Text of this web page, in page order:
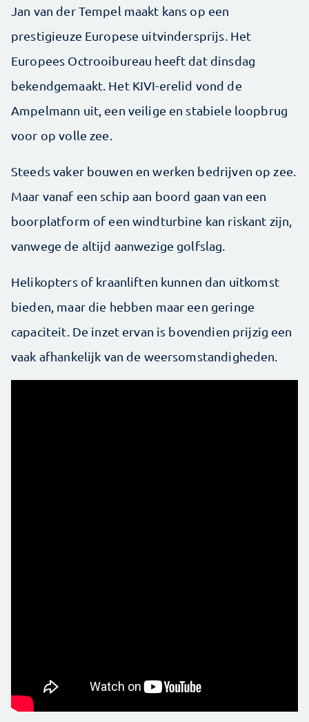
Jan van der Tempel maakt kans op een
prestigieuze Europese uitvindersprijs. Het
Europees Octrooibureau heeft dat dinsdag
bekendgemaakt. Het KIVI-erelid vond de
Ampelmann uit, een veilige en stabiele loopbrug
voor op volle zee.
Steeds vaker bouwen en werken bedrijven op zee.
Maar vanaf een schip aan boord gaan van een
boorplatform of een windturbine kan riskant zijn,
vanwege de altijd aanwezige golfslag.
Helikopters of kraanliften kunnen dan uitkomst
bieden, maar die hebben maar een geringe
capaciteit. De inzet ervan is bovendien prijzig een
vaak afhankelijk van de weersomstandigheden.